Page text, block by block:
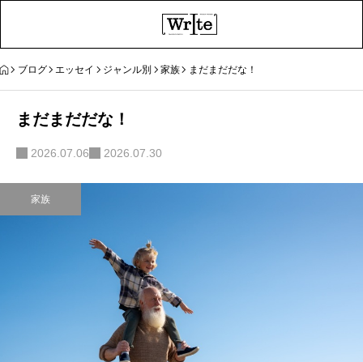
ブログ エッセイ ジャンル別 家族 まだまだだな！
まだまだだな！
2026.07.06 2026.07.30
家族